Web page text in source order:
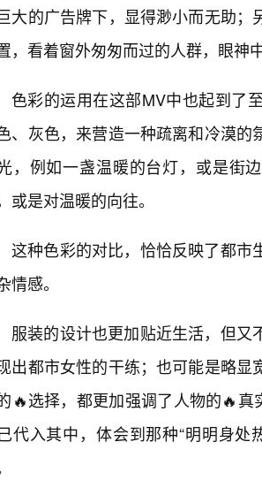
大的广告牌下，显得渺小而无助
，看着窗外匆匆而过的人群，眼神
色彩的运用在这部MV中也起到了
、灰色，来营造一种疏离和冷漠
，例如一盏温暖的台灯，或是街
或是对温暖的向往。
这种色彩的对比，恰恰反映了都市
情感。
服装的设计也更加贴近生活，但
出都市女性的干练；也可能是略
🔥选择，都更加强调了人物的🔥
代入其中，体会到那种“明明身